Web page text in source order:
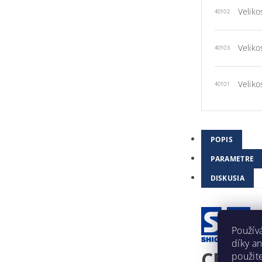
40102
40103
40101
POPIS
PARAMETRE
DISKUSIA
díky